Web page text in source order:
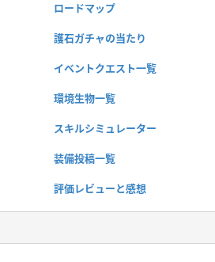
ロードマップ
護石ガチャの当たり
イベントクエスト一覧
環境生物一覧
スキルシミュレーター
装備投稿一覧
評価レビューと感想